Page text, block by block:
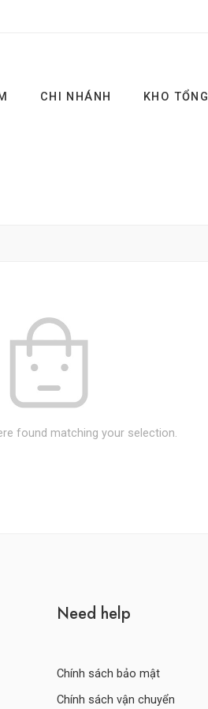
CHI NHÁNH KHO TỔNG
found matching your selection.
Need help
Chính sách bảo mật
Chính sách vận chuyển